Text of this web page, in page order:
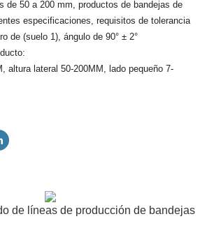
de 50 a 200 mm, productos de bandejas de
especificaciones, requisitos de tolerancia
de (suelo 1), ángulo de 90° ± 2°
altura lateral 50-200MM, lado pequeño 7-
de líneas de producción de bandejas